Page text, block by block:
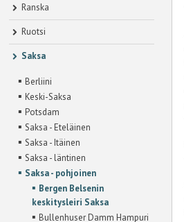
Ranska
Ruotsi
Saksa
▪ Berliini
▪ Keski-Saksa
▪ Potsdam
▪ Saksa - Eteläinen
▪ Saksa - Itäinen
▪ Saksa - läntinen
▪ Saksa - pohjoinen
▪ Bergen Belsenin
keskitysleiri Saksa
▪ Bullenhuser Damm Hampuri